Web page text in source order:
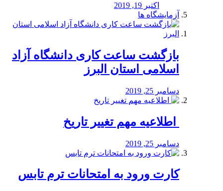
اکتبر 19, 2019
آزمایشگاه ها
بازگشت ساعت کاری دانشگاه آزاد
اسلامی استان البرز
دسامبر 25, 2019
️ اطلاعیه مهم تغییر تاریخ
دسامبر 25, 2019
کارت ورود به امتحانات ترم تابس